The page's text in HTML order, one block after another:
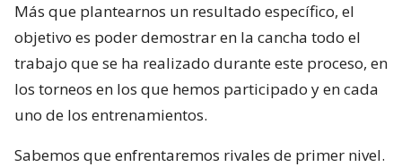
Más que plantearnos un resultado específico, el
objetivo es poder demostrar en la cancha todo el
trabajo que se ha realizado durante este proceso, en
los torneos en los que hemos participado y en cada
uno de los entrenamientos.
Sabemos que enfrentaremos rivales de primer nivel.